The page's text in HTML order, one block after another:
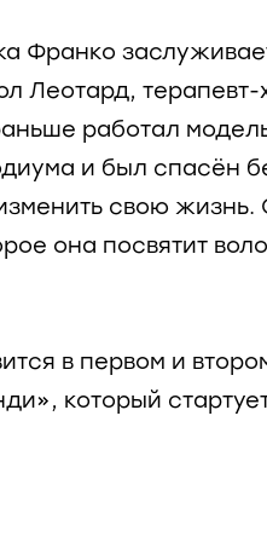
Франко
Леотард,
работал
и был спасён
свою жизнь.
она посвятит
в первом и
который